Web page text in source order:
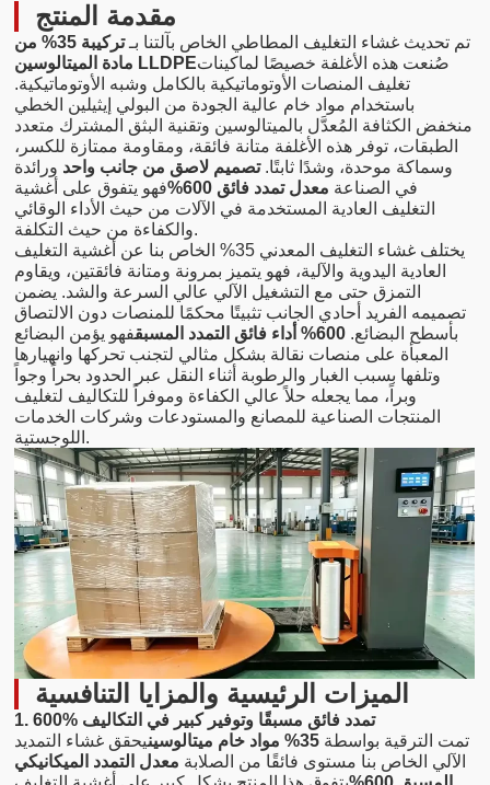
مقدمة المنتج
تم تحديث غشاء التغليف المطاطي الخاص بآلتنا بـ
تركيبة 35% من
مادة الميتالوسين LLDPEصُنعت هذه الأغلفة خصيصًا لماكينات
تغليف المنصات الأوتوماتيكية بالكامل وشبه الأوتوماتيكية.
باستخدام مواد خام عالية الجودة من البولي إيثيلين الخطي
منخفض الكثافة المُعدَّل بالميتالوسين وتقنية البثق المشترك متعدد
الطبقات، توفر هذه الأغلفة متانة فائقة، ومقاومة ممتازة للكسر،
وسماكة موحدة، وشدًا ثابتًا.تصميم لاصق من جانب واحد ورائدة
في الصناعة معدل تمدد فائق 600%
فهو يتفوق على أغشية
التغليف العادية المستخدمة في الآلات من حيث الأداء الوقائي
والكفاءة من حيث التكلفة.
يختلف غشاء التغليف المعدني 35% الخاص بنا عن أغشية التغليف
العادية اليدوية والآلية، فهو يتميز بمرونة ومتانة فائقتين، ويقاوم
التمزق حتى مع التشغيل الآلي عالي السرعة والشد. يضمن
تصميمه الفريد أحادي الجانب تثبيتًا محكمًا للمنصات دون الالتصاق
بأسطح البضائع. 600% أداء فائق التمدد المسبق
فهو يؤمن البضائع
المعبأة على منصات نقالة بشكل مثالي لتجنب تحركها وانهيارها
وتلفها بسبب الغبار والرطوبة أثناء النقل عبر الحدود بحراً وجواً
وبراً، مما يجعله حلاً عالي الكفاءة وموفراً للتكاليف لتغليف
المنتجات الصناعية للمصانع والمستودعات وشركات الخدمات
اللوجستية.
الميزات الرئيسية والمزايا التنافسية
1. 600% تمدد فائق مسبقًا وتوفير كبير في التكاليف
تمت الترقية بواسطة 35% مواد خام ميتالوسين
يحقق غشاء التمديد
الآلي الخاص بنا مستوى فائقًا من الصلابة معدل التمدد الميكانيكي